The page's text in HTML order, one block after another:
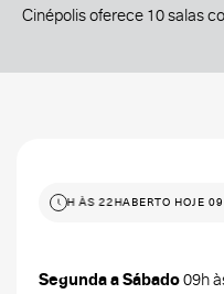
Cinépolis oferece 10 salas
09H ÀS 22HABERTO HOJE 09H
Segunda a Sábado09h